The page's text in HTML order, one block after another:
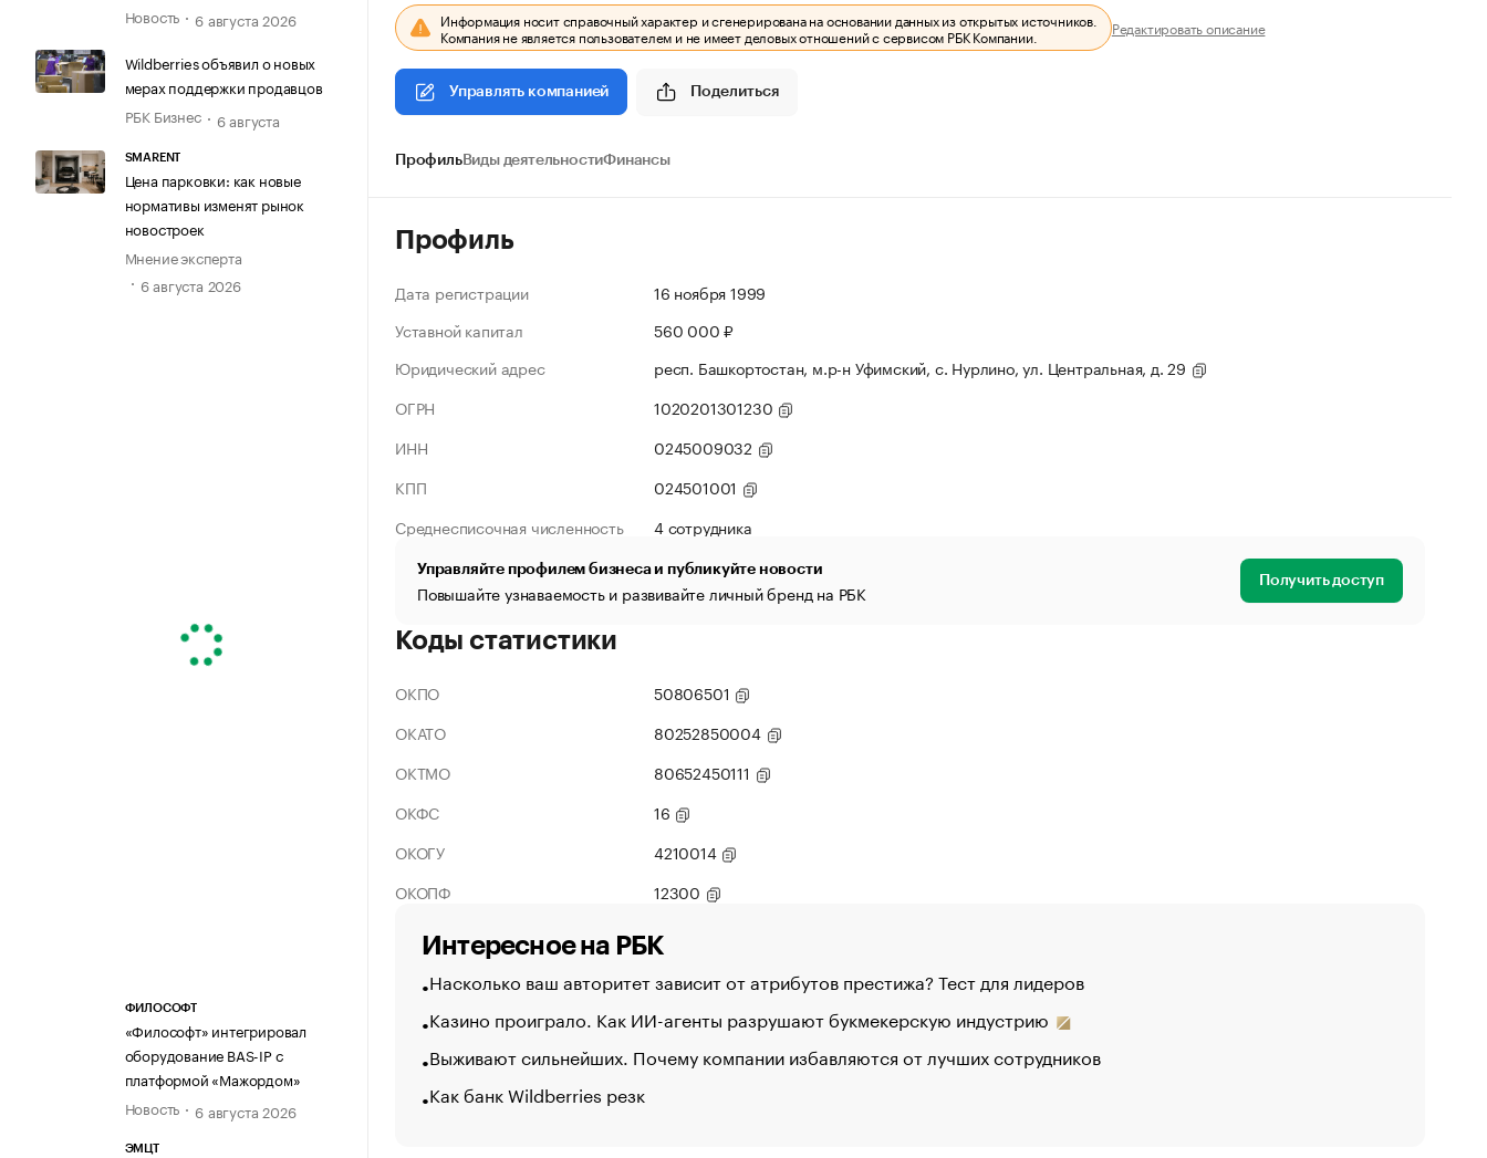
Новость
6 августа 2026
Wildberries объявил о новых
мерах поддержки продавцов
РБК Бизнес
6 августа
SMARENT
Цена парковки: как новые
нормативы изменят рынок
новостроек
Мнение эксперта
6 августа 2026
ФИЛОСОФТ
«Философт» интегрировал
оборудование BAS-IP с
платформой «Мажордом»
Новость
6 августа 2026
ЭМЦТ
Информация носит справочный характер и сгенерирована на основании данных из открытых источников.
Компания не является пользователем и не имеет деловых отношений с сервисом РБК Компании. Редактировать описание
Управлять компанией Поделиться
ПрофильВиды деятельностиФинансы
Профиль
Дата регистрации
16 ноября 1999
Уставной капитал
560 000 ₽
Юридический адрес
респ. Башкортостан, м.р-н Уфимский, с. Нурлино, ул. Центральная, д. 29
ОГРН
1020201301230
ИНН
0245009032
КПП
024501001
Среднесписочная численность
4 сотрудника
Управляйте профилем бизнеса и публикуйте новости
Повышайте узнаваемость и развивайте личный бренд на РБК Получить доступ
Коды статистики
ОКПО
50806501
ОКАТО
80252850004
ОКТМО
80652450111
ОКФС
16
ОКОГУ
4210014
ОКОПФ
12300
Интересное на РБК
Насколько ваш авторитет зависит от атрибутов престижа? Тест для лидеров
Казино проиграло. Как ИИ-агенты разрушают букмекерскую индустрию
Выживают сильнейших. Почему компании избавляются от лучших сотрудников
Как банк Wildberries резк